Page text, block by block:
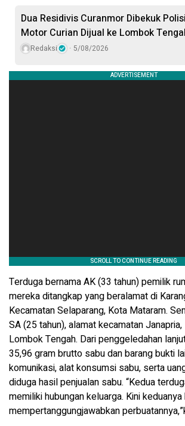
Dua Residivis Curanmor Dibekuk
Motor Curian Dijual ke Lombok
Redaksi 5/08/2026
Terduga bernama AK (33 tahun) pemilik
mereka ditangkap yang beralamat di
Kecamatan Selaparang, Kota Mataram.
SA (25 tahun), alamat kecamatan
Lombok Tengah. Dari penggeledahan
35,96 gram brutto sabu dan barang bukti
komunikasi, alat konsumsi sabu, serta
diduga hasil penjualan sabu. “Kedua
memiliki hubungan keluarga. Kini
mempertanggungjawabkan